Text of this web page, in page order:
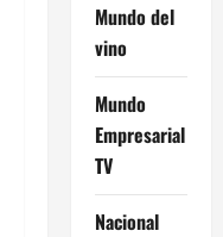
Mundo del
vino
Mundo
Empresarial
TV
Nacional